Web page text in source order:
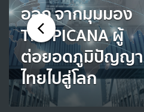
ออก จากมุมมอง
TROPICANA ผู้
ต่อยอดภูมิปัญญา
ไทยไปสู่โลก